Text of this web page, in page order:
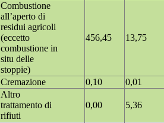
Combustione
all’aperto di
residui agricoli
(eccetto
combustione in
situ delle
stoppie)
456,45 13,75
Cremazione 0,10
0,01
Altro
trattamento di
rifiuti
0,00 5,36